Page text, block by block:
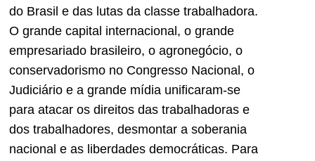
do Brasil e das lutas da classe trabalhadora.
O grande capital internacional, o grande
empresariado brasileiro, o agronegócio, o
conservadorismo no Congresso Nacional, o
Judiciário e a grande mídia unificaram-se
para atacar os direitos das trabalhadoras e
dos trabalhadores, desmontar a soberania
nacional e as liberdades democráticas. Para